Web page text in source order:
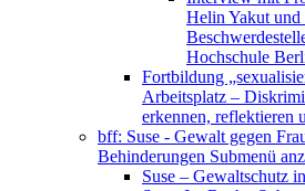
Helin Yakut
Hochschule
Fortbildung
Arbeitsplatz –
erkennen, reflektieren
bff: Suse - Gewalt gegen
Behinderungen Submenü
Suse – Gewaltschutz